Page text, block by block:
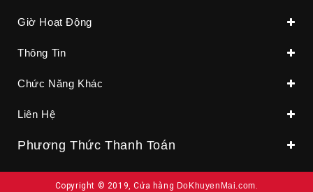
Giờ Hoạt Động
Thông Tin
Chức Năng Khác
Liên Hệ
Phương Thức Thanh Toán
Copyright © 2019, Cửa hàng DoKhuyenMai.com